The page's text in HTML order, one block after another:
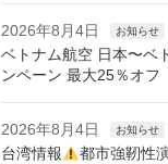
2026年8月4日 お知らせ
ベトナム航空 日本〜ベ
ンペーン 最大25％オフ
2026年8月4日 お知らせ
台湾情報
都市強靭性